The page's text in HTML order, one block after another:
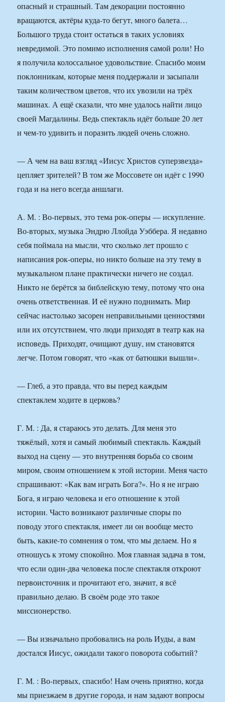
опасный и страшный. Там декорации постоянно
вращаются, актёры куда-то бегут, много балета…
Большого труда стоит остаться в таких условиях
невредимой. Это помимо исполнения самой роли! Но
я получила колоссальное удовольствие. Спасибо моим
поклонникам, которые меня поддержали и засыпали
таким количеством цветов, что их увозили на трёх
машинах. А ещё сказали, что мне удалось найти лицо
своей Магдалины. Ведь спектакль идёт больше 20 лет
и чем-то удивить и поразить людей очень сложно.
— А чем на ваш взгляд «Иисус Христов суперзвезда»
цепляет зрителей? В том же Моссовете он идёт с 1990
года и на него всегда аншлаги.
А. М. : Во-первых, это тема рок-оперы — искупление.
Во-вторых, музыка Эндрю Ллойда Уэббера. Я недавно
себя поймала на мысли, что сколько лет прошло с
написания рок-оперы, но никто больше на эту тему в
музыкальном плане практически ничего не создал.
Никто не берётся за библейскую тему, потому что она
очень ответственная. И её нужно поднимать. Мир
сейчас настолько засорен неправильными ценностями
или их отсутствием, что люди приходят в театр как на
исповедь. Приходят, очищают душу, им становятся
легче. Потом говорят, что «как от батюшки вышли».
— Глеб, а это правда, что вы перед каждым
спектаклем ходите в церковь?
Г. М. : Да, я стараюсь это делать. Для меня это
тяжёлый, хотя и самый любимый спектакль. Каждый
выход на сцену — это внутренняя борьба со своим
миром, своим отношением к этой истории. Меня часто
спрашивают: «Как вам играть Бога?». Но я не играю
Бога, я играю человека и его отношение к этой
истории. Часто возникают различные споры по
поводу этого спектакля, имеет ли он вообще место
быть, какие-то сомнения о том, что мы делаем. Но я
отношусь к этому спокойно. Моя главная задача в том,
что если один-два человека после спектакля откроют
первоисточник и прочитают его, значит, я всё
правильно делаю. В своём роде это такое
миссионерство.
— Вы изначально пробовались на роль Иуды, а вам
достался Иисус, ожидали такого поворота событий?
Г. М. : Во-первых, спасибо! Нам очень приятно, когда
мы приезжаем в другие города, и нам задают вопросы